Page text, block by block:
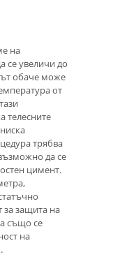
на
се увеличи до
обаче може
от
телесните
трябва
да се
цимент.
за защита на
също се
на